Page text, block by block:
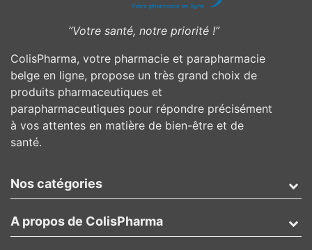
”Votre santé, notre priorité !”
ColisPharma, votre pharmacie et parapharmacie
belge en ligne, propose un très grand choix de
produits pharmaceutiques et
parapharmaceutiques pour répondre précisément
à vos attentes en matière de bien-être et de
santé.
Nos catégories
A propos de ColisPharma